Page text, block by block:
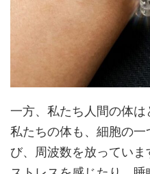
一方、私たち人間の体は
私たちの体も、細胞の
び、周波数を放ってい